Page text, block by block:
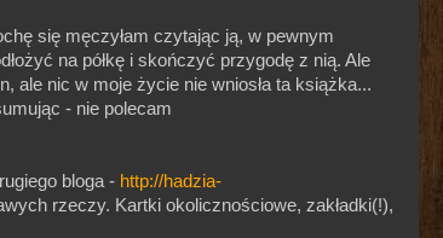
się męczyłam czytając ją, w pewnym
na półkę i skończyć przygodę z nią. Ale
ale nic w moje życie nie wniosła ta książka...
- nie polecam
bloga - http://hadzia-
rzeczy. Kartki okolicznościowe, zakładki(!),